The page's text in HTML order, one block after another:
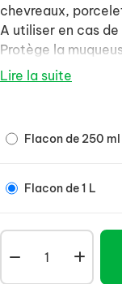
chevreaux,
A utiliser en cas
Protège la
Lire la suite
Flacon de 250 ml
Flacon de 1 L